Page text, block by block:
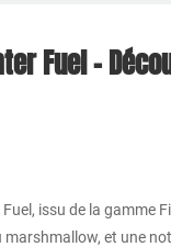
Fuel –
issu de la gamme
et une